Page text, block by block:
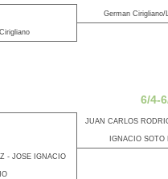
German Cirigliano/
6/4-
JUAN CARLOS
IGNACIO SOTO
- JOSE IGNACIO